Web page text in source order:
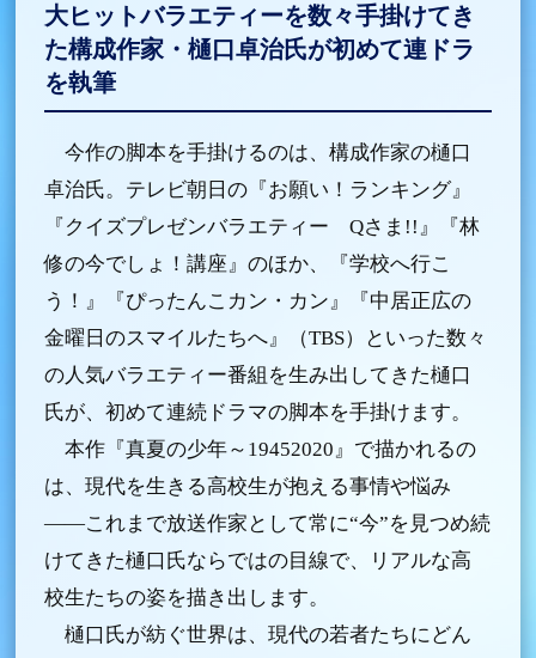
大ヒットバラエティーを数々手掛けてき
た構成作家・樋口卓治氏が初めて連ドラ
を執筆
今作の脚本を手掛けるのは、構成作家の樋口
卓治氏。テレビ朝日の『お願い！ランキング』
『クイズプレゼンバラエティー Qさま!!』『林
修の今でしょ！講座』のほか、『学校へ行こ
う！』『ぴったんこカン・カン』『中居正広の
金曜日のスマイルたちへ』（TBS）といった数々
の人気バラエティー番組を生み出してきた樋口
氏が、初めて連続ドラマの脚本を手掛けます。
本作『真夏の少年～19452020』で描かれるの
は、現代を生きる高校生が抱える事情や悩み
――これまで放送作家として常に“今”を見つめ続
けてきた樋口氏ならではの目線で、リアルな高
校生たちの姿を描き出します。
樋口氏が紡ぐ世界は、現代の若者たちにどん